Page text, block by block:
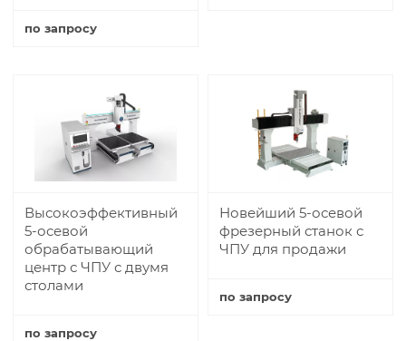
по запросу
Высокоэффективный
5-осевой
обрабатывающий
центр с ЧПУ с двумя
столами
по запросу
Новейший 5-осевой
фрезерный станок с
ЧПУ для продажи
по запросу